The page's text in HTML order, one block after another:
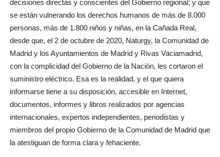
decisiones directas y conscientes del Gobierno regional; y que
se están vulnerando los derechos humanos de más de 8.000
personas, más de 1.800 niños y niñas, en la Cañada Real,
desde que, el 2 de octubre de 2020, Naturgy, la Comunidad de
Madrid y los Ayuntamientos de Madrid y Rivas Vaciamadrid,
con la complicidad del Gobierno de la Nación, les cortaron el
suministro eléctrico. Esa es la realidad, y el que quiera
informarse tiene a su disposición, accesible en Internet,
documentos, informes y libros realizados por agencias
internacionales, expertos independientes, periodistas y
miembros del propio Gobierno de la Comunidad de Madrid que
la atestiguan de forma clara y fehaciente.